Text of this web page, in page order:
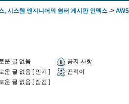
, 시스템 엔지니어의 쉼터 게시판 인덱스 -> AWS
운 글 없음
공지 사항
운 글 없음 [ 인기 ]
끈적이
운 글 없음 [ 잠김 ]